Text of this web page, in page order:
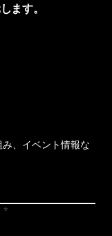
ます。
、イベント情報な